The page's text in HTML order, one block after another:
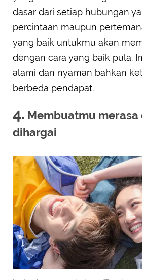
dasar dari setiap hubungan
percintaan maupun
yang baik untukmu akan
dengan cara yang baik pula.
alami dan nyaman bahkan
berbeda pendapat.
4. Membuatmu
dihargai